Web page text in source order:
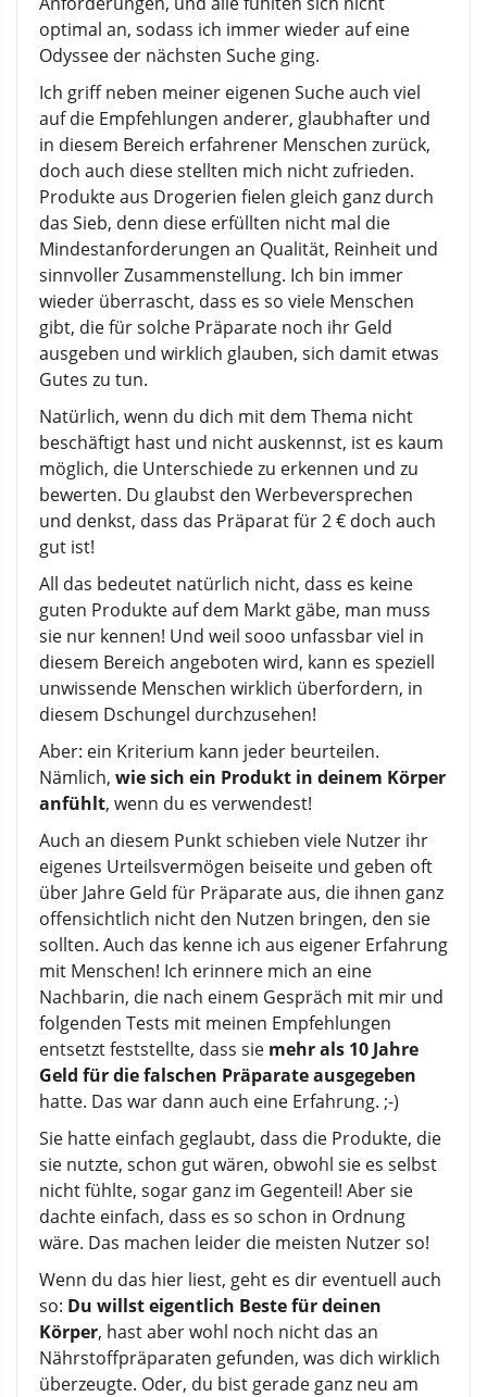
optimal an, sodass ich immer wieder auf eine
Odyssee der nächsten Suche ging.
Ich griff neben meiner eigenen Suche auch viel
auf die Empfehlungen anderer, glaubhafter und
in diesem Bereich erfahrener Menschen zurück,
doch auch diese stellten mich nicht zufrieden.
Produkte aus Drogerien fielen gleich ganz durch
das Sieb, denn diese erfüllten nicht mal die
Mindestanforderungen an Qualität, Reinheit und
sinnvoller Zusammenstellung. Ich bin immer
wieder überrascht, dass es so viele Menschen
gibt, die für solche Präparate noch ihr Geld
ausgeben und wirklich glauben, sich damit etwas
Gutes zu tun.
Natürlich, wenn du dich mit dem Thema nicht
beschäftigt hast und nicht auskennst, ist es kaum
möglich, die Unterschiede zu erkennen und zu
bewerten. Du glaubst den Werbeversprechen
und denkst, dass das Präparat für 2 € doch auch
gut ist!
All das bedeutet natürlich nicht, dass es keine
guten Produkte auf dem Markt gäbe, man muss
sie nur kennen! Und weil sooo unfassbar viel in
diesem Bereich angeboten wird, kann es speziell
unwissende Menschen wirklich überfordern, in
diesem Dschungel durchzusehen!
Aber: ein Kriterium kann jeder beurteilen.
Nämlich, wie sich ein Produkt in deinem Körper
anfühlt, wenn du es verwendest!
Auch an diesem Punkt schieben viele Nutzer ihr
eigenes Urteilsvermögen beiseite und geben oft
über Jahre Geld für Präparate aus, die ihnen ganz
offensichtlich nicht den Nutzen bringen, den sie
sollten. Auch das kenne ich aus eigener Erfahrung
mit Menschen! Ich erinnere mich an eine
Nachbarin, die nach einem Gespräch mit mir und
folgenden Tests mit meinen Empfehlungen
entsetzt feststellte, dass sie mehr als 10 Jahre
Geld für die falschen Präparate ausgegeben
hatte. Das war dann auch eine Erfahrung. ;-)
Sie hatte einfach geglaubt, dass die Produkte, die
sie nutzte, schon gut wären, obwohl sie es selbst
nicht fühlte, sogar ganz im Gegenteil! Aber sie
dachte einfach, dass es so schon in Ordnung
wäre. Das machen leider die meisten Nutzer so!
Wenn du das hier liest, geht es dir eventuell auch
so: Du willst eigentlich Beste für deinen
Körper, hast aber wohl noch nicht das an
Nährstoffpräparaten gefunden, was dich wirklich
überzeugte. Oder, du bist gerade ganz neu am